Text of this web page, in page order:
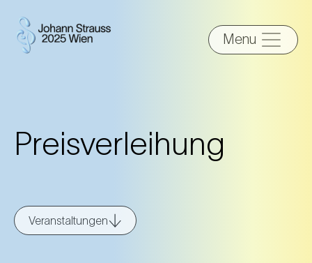
Menu
Preisverleihung
Veranstaltungen